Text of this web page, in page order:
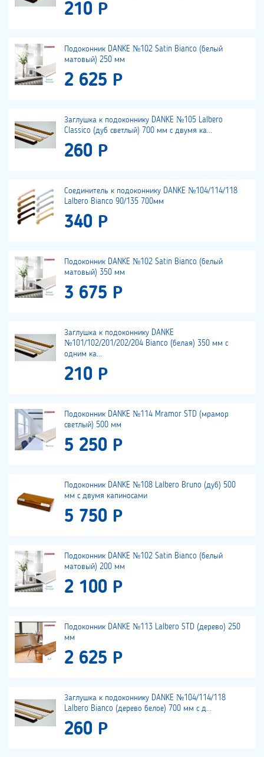
210 Р
Подоконник DANKE №102 Satin Bianco (белый
матовый) 250 мм
2 625 Р
Заглушка к подоконнику DANKE №105 Lalbero
Classico (дуб светлый) 700 мм с двумя ка...
260 Р
Соединитель к подоконнику DANKE №104/114/118
Lalbero Bianco 90/135 700мм
340 Р
Подоконник DANKE №102 Satin Bianco (белый
матовый) 350 мм
3 675 Р
Заглушка к подоконнику DANKE
№101/102/201/202/204 Bianco (белая) 350 мм с
одним ка...
210 Р
Подоконник DANKE №114 Mramor STD (мрамор
светлый) 500 мм
5 250 Р
Подоконник DANKE №108 Lalbero Bruno (дуб) 500
мм с двумя капиносами
5 750 Р
Подоконник DANKE №102 Satin Bianco (белый
матовый) 200 мм
2 100 Р
Подоконник DANKE №113 Lalbero STD (дерево) 250
мм
2 625 Р
Заглушка к подоконнику DANKE №104/114/118
Lalbero Bianco (дерево белое) 700 мм с д...
260 Р